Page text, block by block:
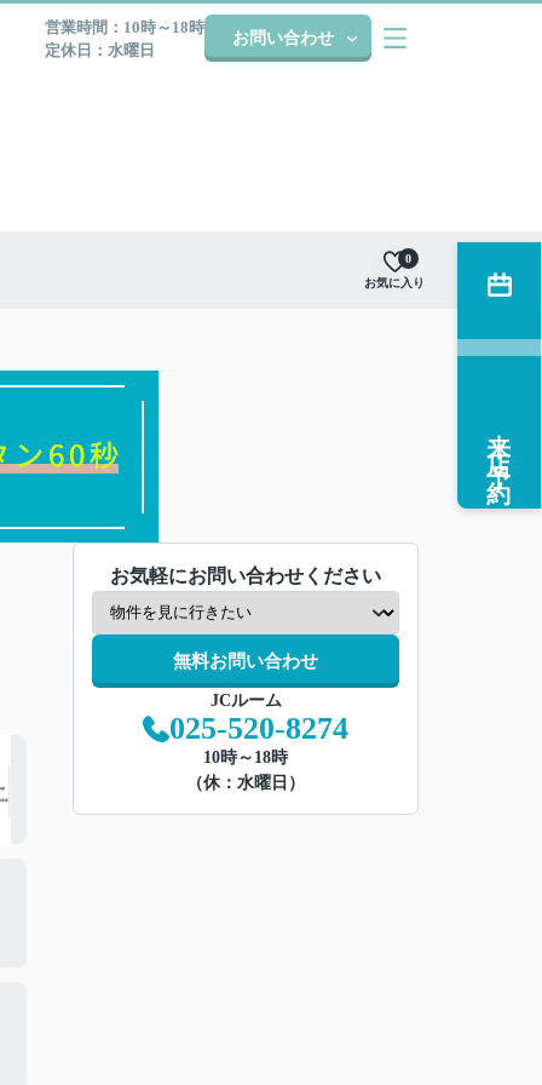
営業時間：10時～18時
定休日：水曜日
お問い合わせ
お気に入り
0
お気軽にお問い合わせください
無料お問い合わせ
JCルーム
025-520-8274
10時～18時
（休：水曜日）
来店予約